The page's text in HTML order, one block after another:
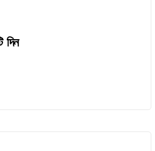
দিন